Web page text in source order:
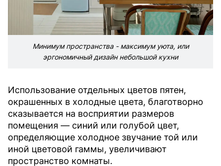
Минимум пространства - максимум уюта, или
эргономичный дизайн небольшой кухни
Использование отдельных цветов пятен,
окрашенных в холодные цвета, благотворно
сказывается на восприятии размеров
помещения — синий или голубой цвет,
определяющие холодное звучание той или
иной цветовой гаммы, увеличивают
пространство комнаты.